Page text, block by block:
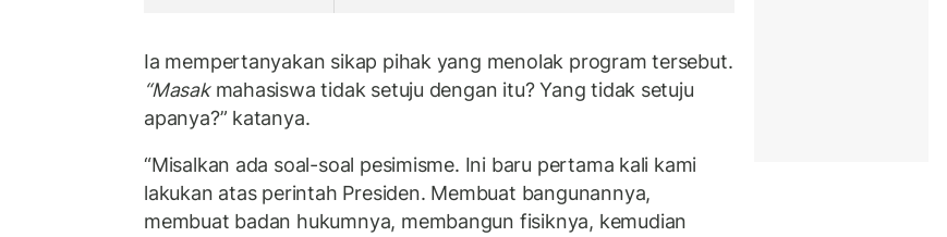
Ia mempertanyakan sikap pihak yang menolak program tersebut.
“Masakmahasiswa tidak setuju dengan itu? Yang tidak setuju
apanya?” katanya.
“Misalkan ada soal-soal pesimisme. Ini baru pertama kali kami
lakukan atas perintah Presiden. Membuat bangunannya,
membuat badan hukumnya, membangun fisiknya, kemudian